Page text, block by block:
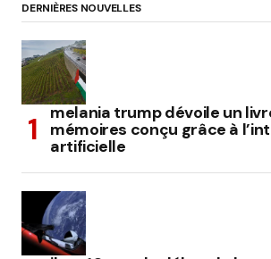
DERNIÈRES NOUVELLES
melania trump dévoile un
mémoires conçu grâce à
artificielle